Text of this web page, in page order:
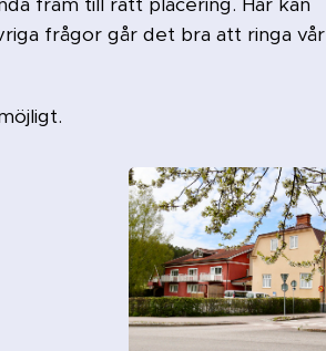
frågor går det bra att ringa vår